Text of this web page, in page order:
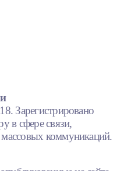
Зарегистрировано
в сфере связи,
коммуникаций.